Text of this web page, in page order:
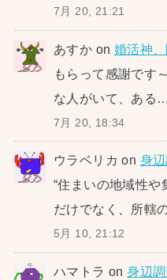
7月 20, 21:21
あすか on 婚活神、
もらって感謝です～
な人がいて、ある…
7月 20, 18:34
ウラベリカ on 身
“住まいの地域性や
だけでなく、所轄
5月 10, 21:12
ハマトラ on身辺